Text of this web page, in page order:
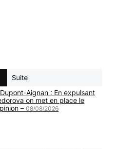
Suite
Aignan : En expulsant
on met en place le
–08/08/2026